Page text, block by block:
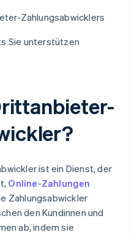
Zahlungsabwicklers
Sie unterstützen
ist ein Dienst, der
Online-Zahlungen
Zahlungsabwickler
den Kundinnen und
ab, indem sie